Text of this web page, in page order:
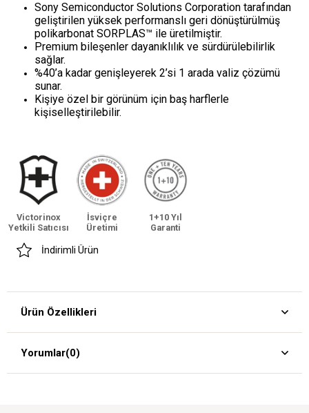
Sony Semiconductor Solutions Corporation tarafından
geliştirilen yüksek performanslı geri dönüştürülmüş
polikarbonat SORPLAS™ ile üretilmiştir.
Premium bileşenler dayanıklılık ve sürdürülebilirlik
sağlar.
%40’a kadar genişleyerek 2’si 1 arada valiz çözümü
sunar.
Kişiye özel bir görünüm için baş harflerle
kişiselleştirilebilir.
Victorinox
Yetkili Satıcısı
İsviçre
Üretimi
1+10 Yıl
Garanti
İndirimli Ürün
Ürün Özellikleri
Yorumlar(0)